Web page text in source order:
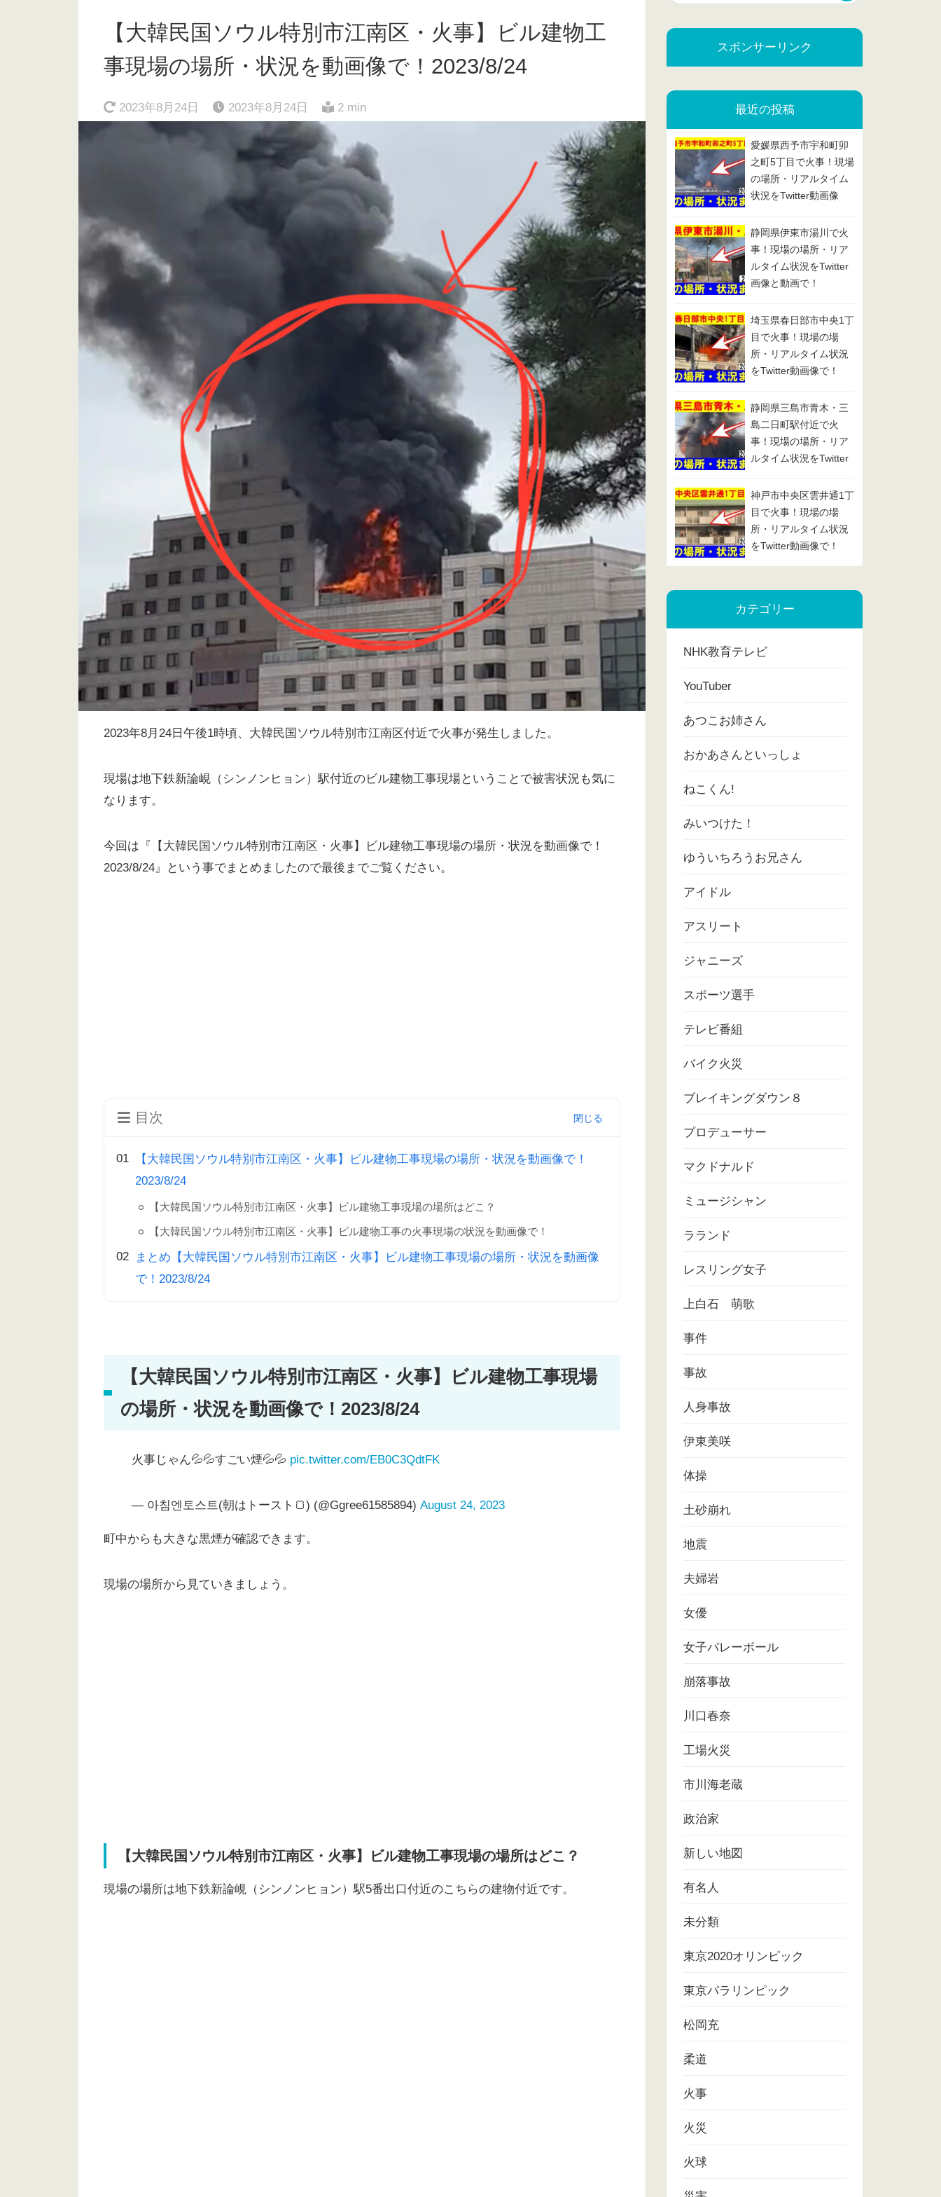
【大韓民国ソウル特別市江南区・火事】ビル建物工
事現場の場所・状況を動画像で！2023/8/24
2023年8月24日 2023年8月24日 2 min
2023年8月24日午後1時頃、大韓民国ソウル特別市江南区付近で火事が発生しました。
現場は地下鉄新論峴（シンノンヒョン）駅付近のビル建物工事現場ということで被害状況も気に
なります。
今回は『【大韓民国ソウル特別市江南区・火事】ビル建物工事現場の場所・状況を動画像で！
2023/8/24』という事でまとめましたので最後までご覧ください。
目次
【大韓民国ソウル特別市江南区・火事】ビル建物工事現場の場所・状況を動画像で！
2023/8/24
【大韓民国ソウル特別市江南区・火事】ビル建物工事現場の場所はどこ？
【大韓民国ソウル特別市江南区・火事】ビル建物工事の火事現場の状況を動画像で！
まとめ【大韓民国ソウル特別市江南区・火事】ビル建物工事現場の場所・状況を動画像
で！2023/8/24
【大韓民国ソウル特別市江南区・火事】ビル建物工事現場
の場所・状況を動画像で！2023/8/24
火事じゃん💦💦すごい煙💦💦 pic.twitter.com/EB0C3QdtFK
— 아침엔토스트(朝はトースト🍞) (@Ggree61585894) August 24, 2023
町中からも大きな黒煙が確認できます。
現場の場所から見ていきましょう。
【大韓民国ソウル特別市江南区・火事】ビル建物工事現場の場所はどこ？
現場の場所は地下鉄新論峴（シンノンヒョン）駅5番出口付近のこちらの建物付近です。
スポンサーリンク
最近の投稿
愛媛県西予市宇和町卯
之町5丁目で火事！現場
の場所・リアルタイム
状況をTwitter動画像
静岡県伊東市湯川で火
事！現場の場所・リア
ルタイム状況をTwitter
画像と動画で！
埼玉県春日部市中央1丁
目で火事！現場の場
所・リアルタイム状況
をTwitter動画像で！
静岡県三島市青木・三
島二日町駅付近で火
事！現場の場所・リア
ルタイム状況をTwitter
神戸市中央区雲井通1丁
目で火事！現場の場
所・リアルタイム状況
をTwitter動画像で！
カテゴリー
NHK教育テレビ
YouTuber
あつこお姉さん
おかあさんといっしょ
ねこくん!
みいつけた！
ゆういちろうお兄さん
アイドル
アスリート
ジャニーズ
スポーツ選手
テレビ番組
バイク火災
ブレイキングダウン８
プロデューサー
マクドナルド
ミュージシャン
ラランド
レスリング女子
上白石 萌歌
事件
事故
人身事故
伊東美咲
体操
土砂崩れ
地震
夫婦岩
女優
女子バレーボール
崩落事故
川口春奈
工場火災
市川海老蔵
政治家
新しい地図
有名人
未分類
東京2020オリンピック
東京パラリンピック
松岡充
柔道
火事
火災
火球